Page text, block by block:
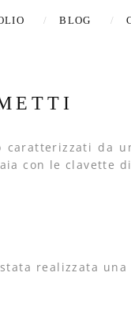
BLOG
da
con le clavette
realizzata